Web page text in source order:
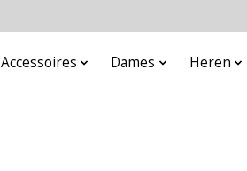
Accessoires Dames Heren